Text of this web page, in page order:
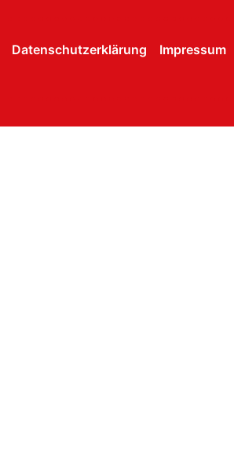
Datenschutzerklärung Impressum